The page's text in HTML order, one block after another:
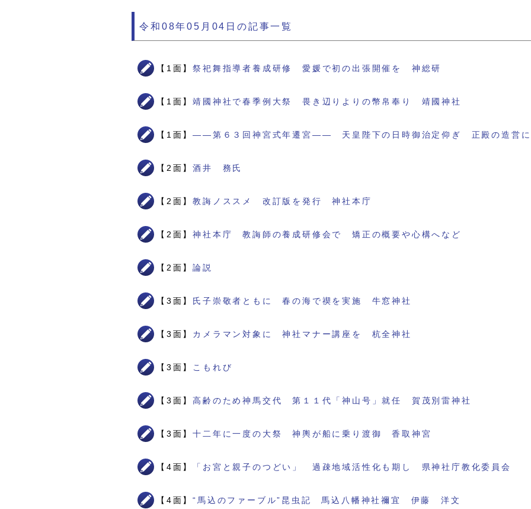
令和08年05月04日の記事一覧
【1面】祭祀舞指導者養成研修 愛媛で初の出張開催を 神総研
【1面】靖國神社で春季例大祭 畏き辺りよりの幣帛奉り 靖國神社
【1面】――第６３回神宮式年遷宮―― 天皇陛下の日時御治定仰ぎ 正殿の造営に
【2面】酒井 務氏
【2面】教誨ノススメ 改訂版を発行 神社本庁
【2面】神社本庁 教誨師の養成研修会で 矯正の概要や心構へなど
【2面】論説
【3面】 氏子崇敬者ともに 春の海で禊を実施 牛窓神社
【3面】 カメラマン対象に 神社マナー講座を 杭全神社
【3面】 こもれび
【3面】高齢のため神馬交代 第１１代「神山号」就任 賀茂別雷神社
【3面】十二年に一度の大祭 神輿が船に乗り渡御 香取神宮
【4面】 「お宮と親子のつどい」 過疎地域活性化も期し 県神社庁教化委員会
【4面】“馬込のファーブル”昆虫記 馬込八幡神社禰宜 伊藤 洋文